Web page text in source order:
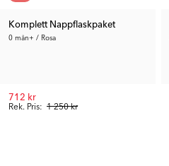
Komplett Nappflaskpaket
0 mån+ / Rosa
Rek. Pris: 1 250 kr
712 kr